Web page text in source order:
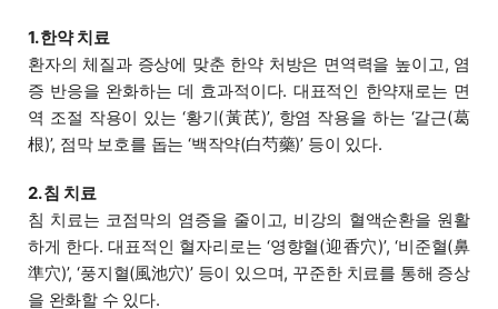
1. 한약 치료
환자의 체질과 증상에 맞춘 한약 처방은 면역력을 높이고, 염
증 반응을 완화하는 데 효과적이다. 대표적인 한약재로는 면
역 조절 작용이 있는 ‘황기(黃芪)’, 항염 작용을 하는 ‘갈근(葛
根)’, 점막 보호를 돕는 ‘백작약(白芍藥)’ 등이 있다.
2. 침 치료
침 치료는 코점막의 염증을 줄이고, 비강의 혈액순환을 원활
하게 한다. 대표적인 혈자리로는 ‘영향혈(迎香穴)’, ‘비준혈(鼻
準穴)’, ‘풍지혈(風池穴)’ 등이 있으며, 꾸준한 치료를 통해 증상
을 완화할 수 있다.